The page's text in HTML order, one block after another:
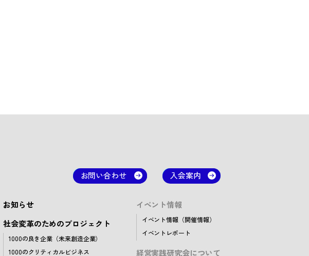
お問い合わせ 入会案内
お知らせ
社会変革のためのプロジェクト
1000の良き企業（未来創造企業）
1000のクリティカルビジネス
イベント情報
イベント情報（開催情報）
イベントレポート
経営実践研究会について